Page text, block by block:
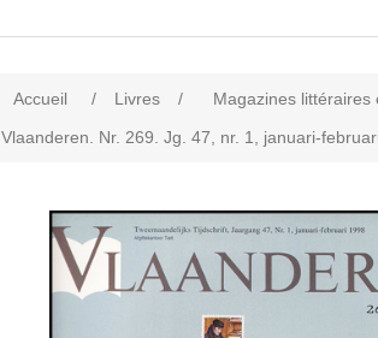
Accueil / Livres / Magazines littéraires
Vlaanderen. Nr. 269. Jg. 47, nr. 1, januari-